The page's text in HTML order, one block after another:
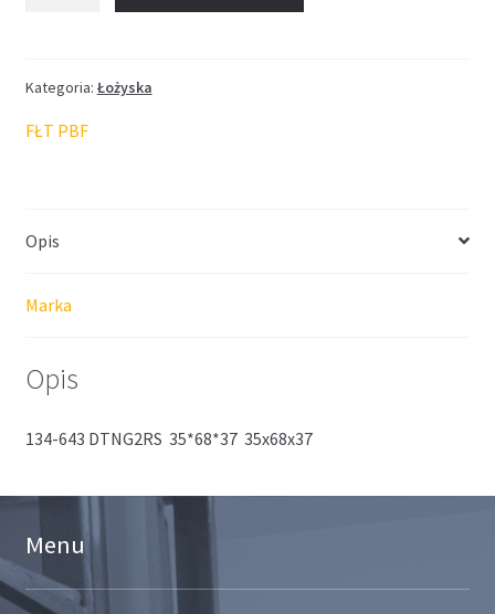
Kategoria: Łożyska
FŁT PBF
Opis
Marka
Opis
134-643 DTNG2RS 35*68*37 35x68x37
Menu